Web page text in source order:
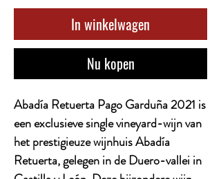
In winkelwagen
Nu kopen
Abadía Retuerta Pago Garduña 2021 is
een exclusieve single vineyard-wijn van
het prestigieuze wijnhuis Abadía
Retuerta, gelegen in de Duero-vallei in